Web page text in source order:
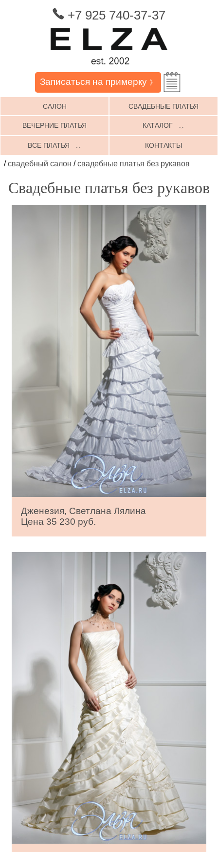
+7 925 740-37-37
Записаться на примерку 》
САЛОН СВАДЕБНЫЕ ПЛАТЬЯ
ВЕЧЕРНИЕ ПЛАТЬЯ КАТАЛОГ ﹀
ВСЕ ПЛАТЬЯ ﹀ КОНТАКТЫ
/свадебный салон /свадебные платья без рукавов
Свадебные платья без рукавов
Дженезия, Светлана Лялина
Цена 35 230 руб.